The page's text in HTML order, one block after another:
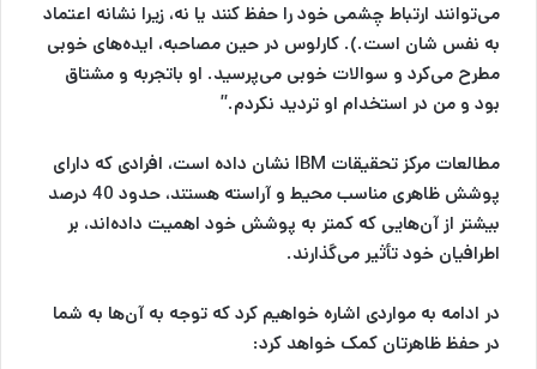
می‌توانند ارتباط چشمی خود را حفظ کنند یا نه، زیرا نشانه اعتماد
به نفس شان است.). کارلوس در حین مصاحبه، ایده‌های خوبی
مطرح می‌کرد و سوالات خوبی می‌پرسید. او باتجربه و مشتاق
بود و من در استخدام او تردید نکردم.”
مطالعات مرکز تحقیقات IBM نشان داده است، افرادی که دارای
پوشش ظاهری مناسب محیط و آراسته هستند، حدود 40 درصد
بیشتر از آن‌هایی که کمتر به پوشش خود اهمیت داده‌اند، بر
اطرافیان خود تأثیر می‌گذارند.
در ادامه به مواردی اشاره خواهیم کرد که توجه به آن‌ها به شما
در حفظ ظاهرتان کمک خواهد کرد: